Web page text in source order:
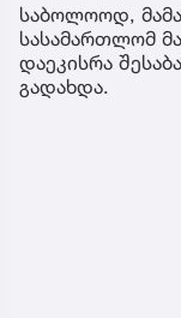
საბოლოოდ,
სასამართლომ
დაეკისრა
გადახდა.